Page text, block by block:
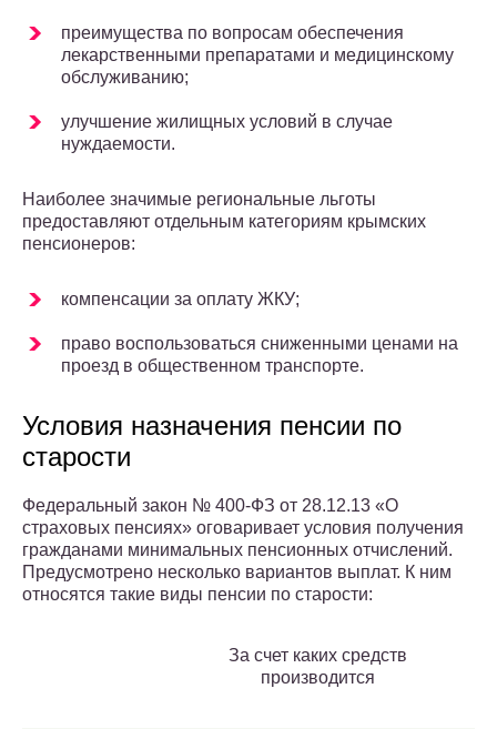
преимущества по вопросам обеспечения
лекарственными препаратами и медицинскому
обслуживанию;
улучшение жилищных условий в случае
нуждаемости.
Наиболее значимые региональные льготы
предоставляют отдельным категориям крымских
пенсионеров:
компенсации за оплату ЖКУ;
право воспользоваться сниженными ценами на
проезд в общественном транспорте.
Условия назначения пенсии по
старости
Федеральный закон № 400-ФЗ от 28.12.13 «О
страховых пенсиях» оговаривает условия получения
гражданами минимальных пенсионных отчислений.
Предусмотрено несколько вариантов выплат. К ним
относятся такие виды пенсии по старости:
За счет каких средств
производится